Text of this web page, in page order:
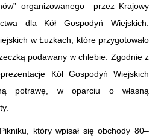
organizowanego przez Krajowy
dla Kół Gospodyń Wiejskich.
w Łuzkach, które przygotowało
podawany w chlebie. Zgodnie z
Kół Gospodyń Wiejskich
potrawę, w oparciu o własną
który wpisał się obchody 80–